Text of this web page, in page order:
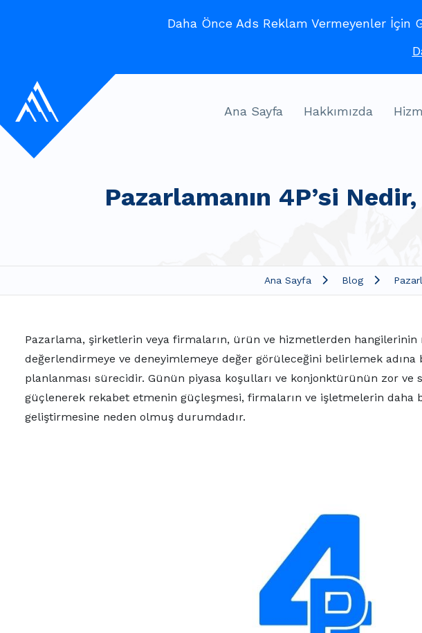
Daha Önce Ads Reklam Vermeyenler İçin
Ana Sayfa Hakkımızda
Pazarlamanın 4P’si
Ana Sayfa Blog
Pazarlama, şirketlerin veya firmaların, ürün ve hizmetlerden
değerlendirmeye ve deneyimlemeye değer görüleceğini belirlemek
planlanması sürecidir. Günün piyasa koşulları ve konjonktürünün zor ve
güçlenerek rekabet etmenin güçleşmesi, firmaların ve işletmelerin daha
geliştirmesine neden olmuş durumdadır.